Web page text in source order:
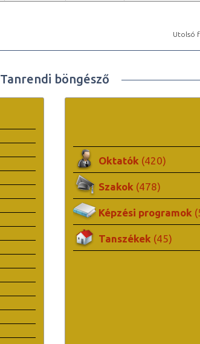
Utolsó
Tanrendi böngésző
Oktatók (420)
Szakok (478)
Képzési programok
Tanszékek (45)